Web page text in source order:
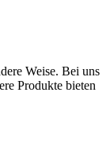
Weise. Bei uns
Produkte bieten